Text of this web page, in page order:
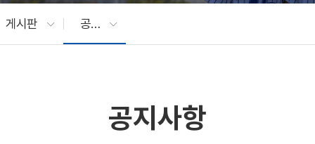
게시판 공지사항
공지사항